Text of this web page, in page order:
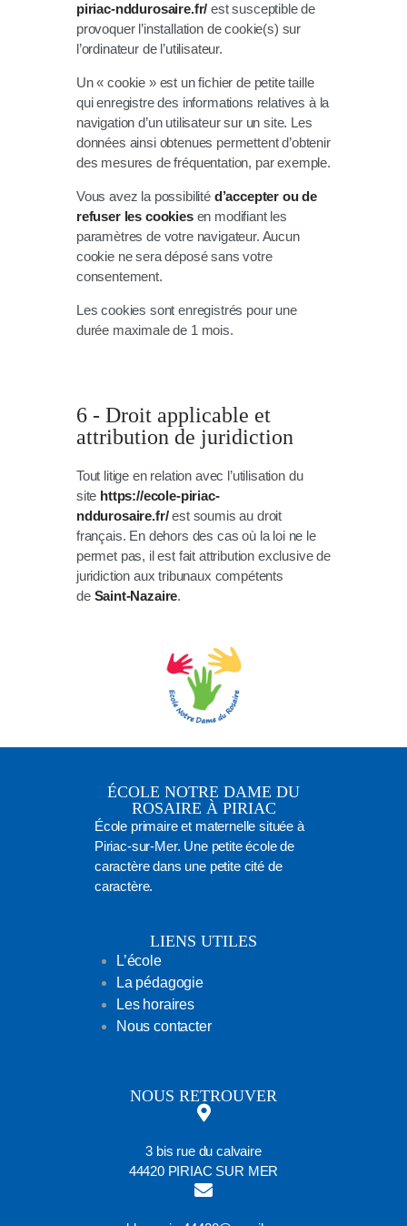
piriac-nddurosaire.fr/ est susceptible de
provoquer l’installation de cookie(s) sur
l’ordinateur de l’utilisateur.
Un « cookie » est un fichier de petite taille
qui enregistre des informations relatives à la
navigation d’un utilisateur sur un site. Les
données ainsi obtenues permettent d’obtenir
des mesures de fréquentation, par exemple.
Vous avez la possibilité d’accepter ou de
refuser les cookiesen modifiant les
paramètres de votre navigateur. Aucun
cookie ne sera déposé sans votre
consentement.
Les cookies sont enregistrés pour une
durée maximale de 1 mois.
6 - Droit applicable et
attribution de juridiction
Tout litige en relation avec l’utilisation du
site https://ecole-piriac-
nddurosaire.fr/est soumis au droit
français. En dehors des cas où la loi ne le
permet pas, il est fait attribution exclusive de
juridiction aux tribunaux compétents
de Saint-Nazaire.
ÉCOLE NOTRE DAME DU
ROSAIRE À PIRIAC
École primaire et maternelle située à
Piriac-sur-Mer. Une petite école de
caractère dans une petite cité de
caractère.
LIENS UTILES
L’école
La pédagogie
Les horaires
Nous contacter
NOUS RETROUVER
3 bis rue du calvaire
44420 PIRIAC SUR MER